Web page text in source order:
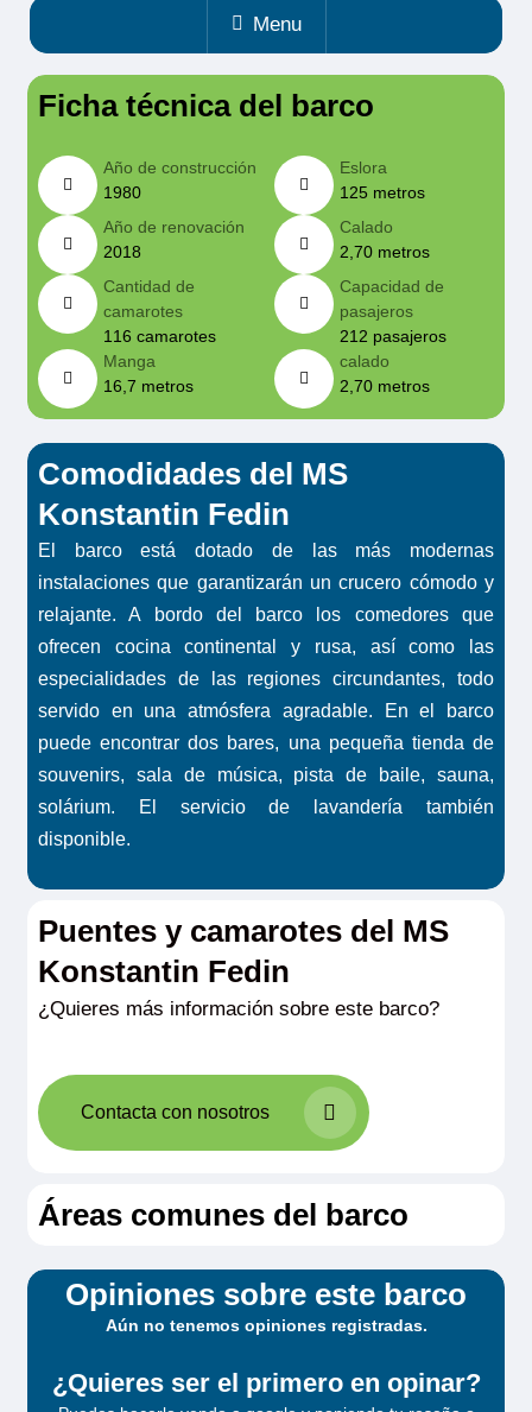
Menu
Ficha técnica del barco
Año de construcción
1980
Año de renovación
2018
Cantidad de
camarotes
116 camarotes
Manga
16,7 metros
Eslora
125 metros
Calado
2,70 metros
Capacidad de
pasajeros
212 pasajeros
calado
2,70 metros
Comodidades del MS
Konstantin Fedin
El barco está dotado de las más modernas
instalaciones que garantizarán un crucero cómodo y
relajante. A bordo del barco los comedores que
ofrecen cocina continental y rusa, así como las
especialidades de las regiones circundantes, todo
servido en una atmósfera agradable. En el barco
puede encontrar dos bares, una pequeña tienda de
souvenirs, sala de música, pista de baile, sauna,
solárium. El servicio de lavandería también
disponible.
Puentes y camarotes del MS
Konstantin Fedin
¿Quieres más información sobre este barco?
Contacta con nosotros
Áreas comunes del barco
Opiniones sobre este barco
Aún no tenemos opiniones registradas.
¿Quieres ser el primero en opinar?